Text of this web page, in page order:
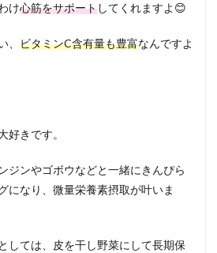
け心筋をサポートしてくれますよ😊
、 ビタミンC含有量も豊富なんですよ
好きです。
ジンやゴボウなどと一緒にきんぴら
になり、微量栄養素摂取が叶いま
しては、皮を干し野菜にして長期保